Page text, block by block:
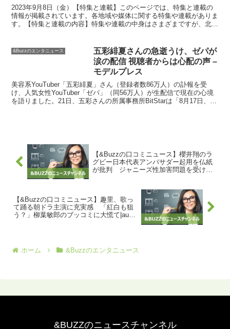
ていますが」（スポニチ） | 毎日
新聞
2023年9月8日（金）【特集と連載】このページでは、特集と連載の
情報が掲載されています。各地域や媒体に関する特集や連載がありま
す。【特集と連載の内容】特集や連載の中身はさまざまですが、北海
&Buzzのエンタニュース
五彩緋夏さんの急逝うけ、ゼパが
涙の配信 視聴者からは心配の声 –
モデルプレス
美容系YouTuber「五彩緋夏」さん（登録者数86万人）の訃報を受
け、人気女性YouTuber「ゼパ」（同56万人）が生配信で現在の心境
を語りました。21日、五彩さんの所属事務所BitStarは「8月17日、五
【&Buzzの口コミニュース】櫻井翔のラ
グビー日本代表アンバサダー起用を仏紙
が批判 ジャニーズ性加害問題を受けて |
【&Buzzの口コミニュース】趣里、歌っ
て踊る朝ドラ主演に充実感 「紅白も狙
う？」柳葉敏郎のブッコミに大慌て|au
ホーム &Buzzのエンタニュース
&BUZZのニュースチャンネル